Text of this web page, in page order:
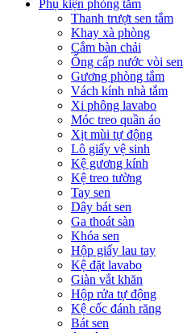
Phụ kiện phòng tắm
Thanh trượt sen tắm
Khay xà phòng
Cắm bàn chải
Ống cấp nước vòi sen
Gương phòng tắm
Vách kính nhà tắm
Xi phông lavabo
Móc treo quần áo
Xịt mùi tự động
Lô giấy vệ sinh
Kệ gương kính
Kệ treo tường
Tay sen
Dây bát sen
Ga thoát sàn
Khóa sen
Hộp giấy lau tay
Kệ đặt lavabo
Giàn vắt khăn
Hộp rửa tự động
Kệ cốc đánh răng
Bát sen